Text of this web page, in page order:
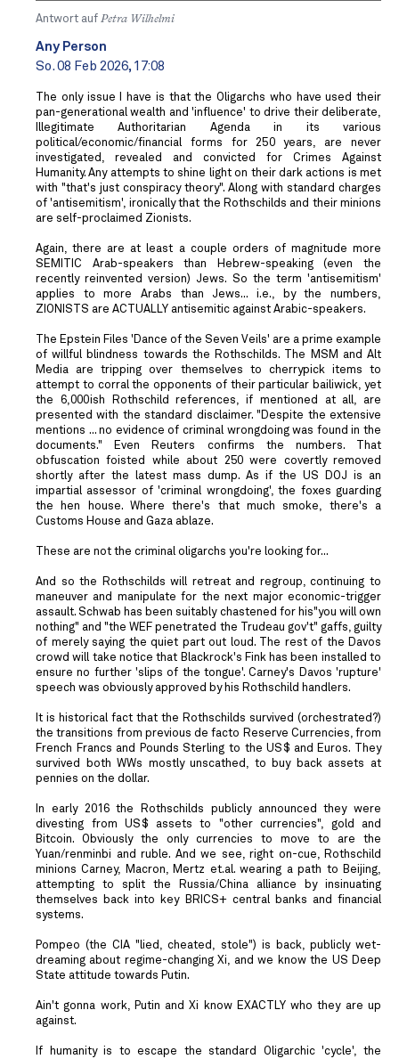
Antwort auf Petra Wilhelmi
Any Person
So. 08 Feb 2026, 17:08
The only issue I have is that the Oligarchs who have used their
pan-generational wealth and 'influence' to drive their deliberate,
Illegitimate Authoritarian Agenda in its various
political/economic/financial forms for 250 years, are never
investigated, revealed and convicted for Crimes Against
Humanity. Any attempts to shine light on their dark actions is met
with "that's just conspiracy theory". Along with standard charges
of 'antisemitism', ironically that the Rothschilds and their minions
are self-proclaimed Zionists.
Again, there are at least a couple orders of magnitude more
SEMITIC Arab-speakers than Hebrew-speaking (even the
recently reinvented version) Jews. So the term 'antisemitism'
applies to more Arabs than Jews... i.e., by the numbers,
ZIONISTS are ACTUALLY antisemitic against Arabic-speakers.
The Epstein Files 'Dance of the Seven Veils' are a prime example
of willful blindness towards the Rothschilds. The MSM and Alt
Media are tripping over themselves to cherrypick items to
attempt to corral the opponents of their particular bailiwick, yet
the 6,000ish Rothschild references, if mentioned at all, are
presented with the standard disclaimer. "Despite the extensive
mentions ... no evidence of criminal wrongdoing was found in the
documents." Even Reuters confirms the numbers. That
obfuscation foisted while about 250 were covertly removed
shortly after the latest mass dump. As if the US DOJ is an
impartial assessor of 'criminal wrongdoing', the foxes guarding
the hen house. Where there's that much smoke, there's a
Customs House and Gaza ablaze.
These are not the criminal oligarchs you're looking for...
And so the Rothschilds will retreat and regroup, continuing to
maneuver and manipulate for the next major economic-trigger
assault. Schwab has been suitably chastened for his"you will own
nothing" and "the WEF penetrated the Trudeau gov't" gaffs, guilty
of merely saying the quiet part out loud. The rest of the Davos
crowd will take notice that Blackrock's Fink has been installed to
ensure no further 'slips of the tongue'. Carney's Davos 'rupture'
speech was obviously approved by his Rothschild handlers.
It is historical fact that the Rothschilds survived (orchestrated?)
the transitions from previous de facto Reserve Currencies, from
French Francs and Pounds Sterling to the US$ and Euros. They
survived both WWs mostly unscathed, to buy back assets at
pennies on the dollar.
In early 2016 the Rothschilds publicly announced they were
divesting from US$ assets to "other currencies", gold and
Bitcoin. Obviously the only currencies to move to are the
Yuan/renminbi and ruble. And we see, right on-cue, Rothschild
minions Carney, Macron, Mertz et.al. wearing a path to Beijing,
attempting to split the Russia/China alliance by insinuating
themselves back into key BRICS+ central banks and financial
systems.
Pompeo (the CIA "lied, cheated, stole") is back, publicly wet-
dreaming about regime-changing Xi, and we know the US Deep
State attitude towards Putin.
Ain't gonna work, Putin and Xi know EXACTLY who they are up
against.
If humanity is to escape the standard Oligarchic 'cycle', the